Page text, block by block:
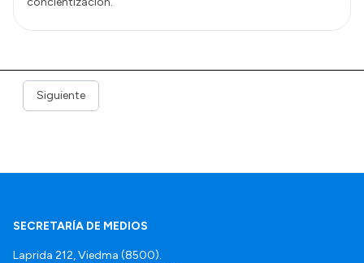
Siguiente
SECRETARÍA DE MEDIOS
Laprida 212, Viedma (8500).